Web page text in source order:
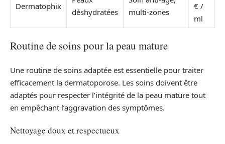
Dermatophix
déshydratées
multi-zones
€ /
ml
Routine de soins pour la peau mature
Une routine de soins adaptée est essentielle pour traiter
efficacement la dermatoporose. Les soins doivent être
adaptés pour respecter l’intégrité de la peau mature tout
en empêchant l’aggravation des symptômes.
Nettoyage doux et respectueux